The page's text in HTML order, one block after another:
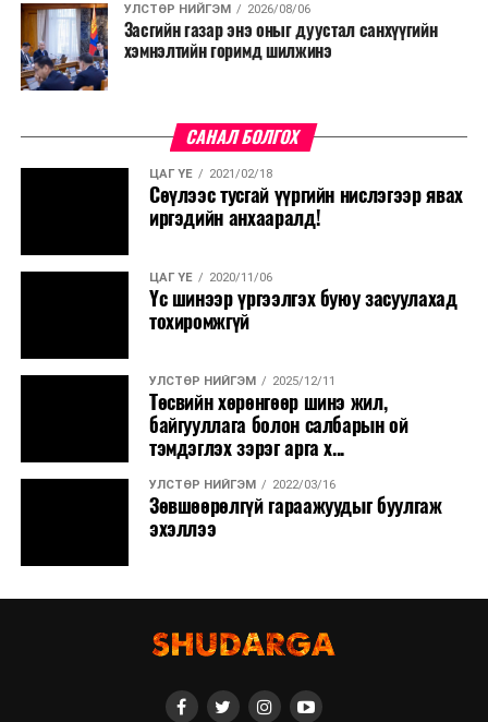
УЛСТӨР НИЙГЭМ 2026/08/06
Засгийн газар энэ оныг дуустал санхүүгийн
хэмнэлтийн горимд шилжинэ
САНАЛ БОЛГОХ
ЦАГ ҮЕ 2021/02/18
Сөүлээс тусгай үүргийн нислэгээр явах
иргэдийн анхааралд!
ЦАГ ҮЕ 2020/11/06
Үс шинээр үргээлгэх буюу засуулахад
тохиромжгүй
УЛСТӨР НИЙГЭМ 2025/12/11
Төсвийн хөрөнгөөр шинэ жил,
байгууллага болон салбарын ой
тэмдэглэх зэрэг арга х...
УЛСТӨР НИЙГЭМ 2022/03/16
Зөвшөөрөлгүй гараажуудыг буулгаж
эхэллээ